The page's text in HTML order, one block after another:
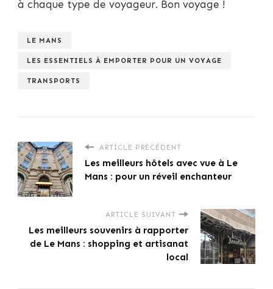
à chaque type de voyageur. Bon voyage !
LE MANS
LES ESSENTIELS À EMPORTER POUR UN VOYAGE
TRANSPORTS
ARTICLE PRÉCÉDENT
Les meilleurs hôtels avec vue à Le
Mans : pour un réveil enchanteur
ARTICLE SUIVANT
Les meilleurs souvenirs à rapporter
de Le Mans : shopping et artisanat
local